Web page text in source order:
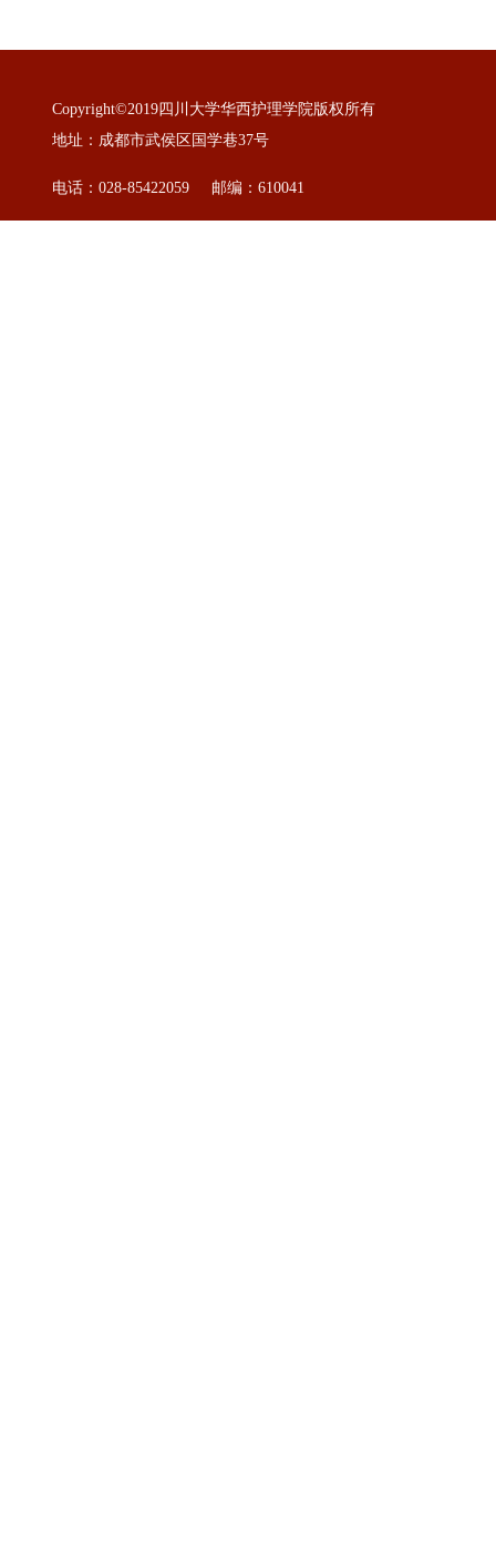
Copyright©2019四川大学华西护理学院版权所有
地址：成都市武侯区国学巷37号
电话：028-85422059 邮编：610041